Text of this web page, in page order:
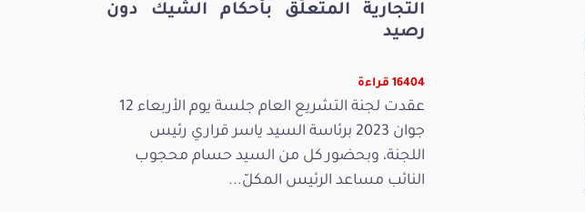
التجارية المتعلّق بأحكام الشيك دون
رصيد
16404 قراءة
عقدت لجنة التشريع العام جلسة يوم الأربعاء 12
جوان 2023 برئاسة السيد ياسر قراري رئيس
اللجنة، وبحضور كل من السيد حسام محجوب
النائب مساعد الرئيس المكلّ...